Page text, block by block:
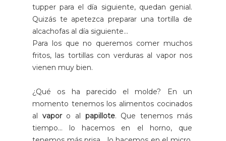
tupper para el día siguiente, quedan genial.
Quizás te apetezca preparar una tortilla de
alcachofas al día siguiente...
Para los que no queremos comer muchos
fritos, las tortillas con verduras al vapor nos
vienen muy bien.
¿Qué os ha parecido el molde? En un
momento tenemos los alimentos cocinados
al vaporo al papillote. Que tenemos más
tiempo... lo hacemos en el horno, que